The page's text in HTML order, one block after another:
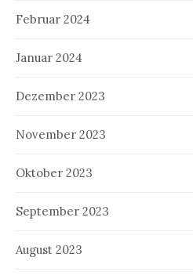
Februar 2024
Januar 2024
Dezember 2023
November 2023
Oktober 2023
September 2023
August 2023